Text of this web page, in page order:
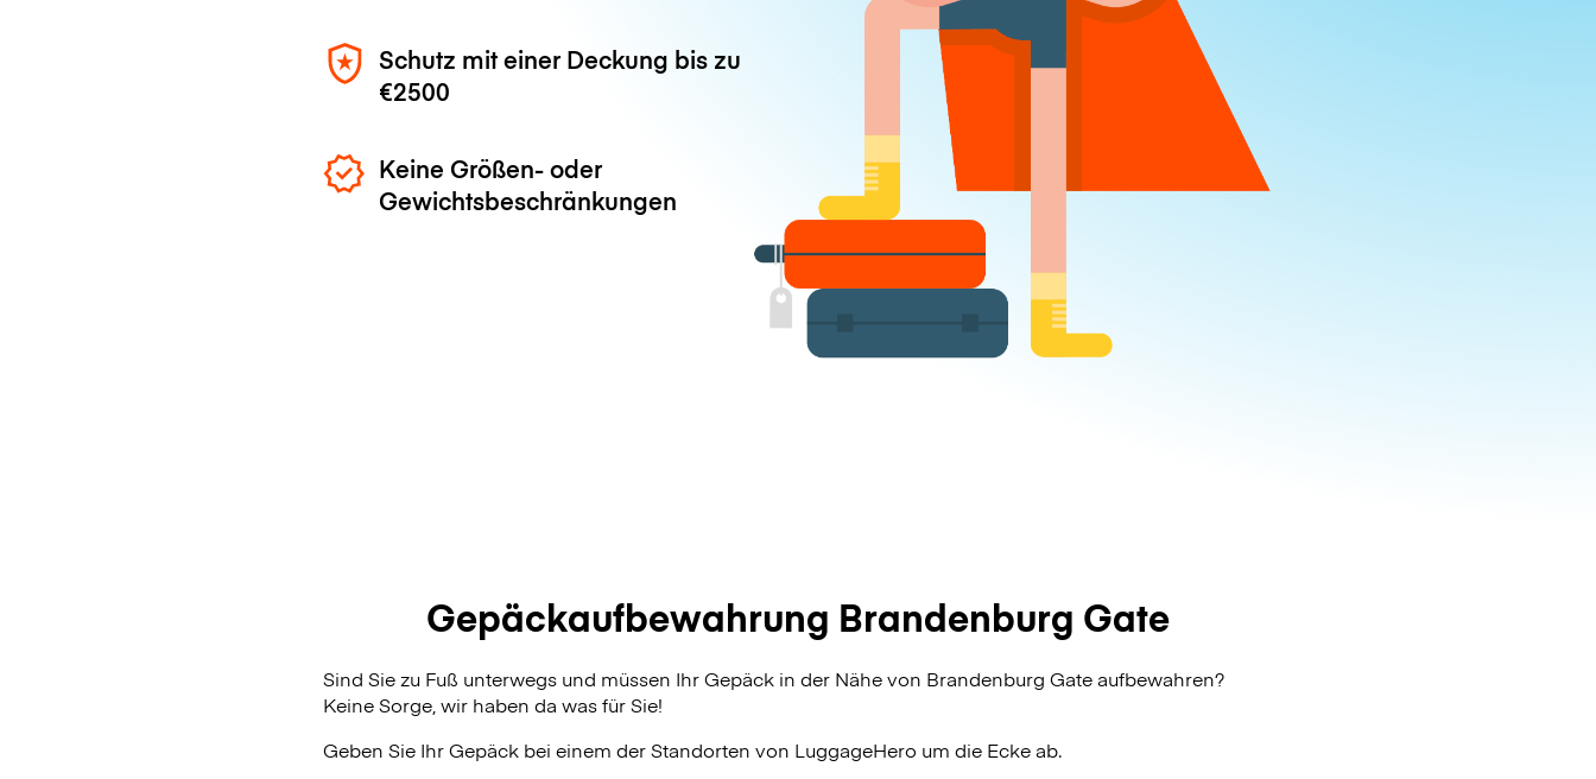
Schutz mit einer Deckung bis zu
€2500
Keine Größen- oder
Gewichtsbeschränkungen
Gepäckaufbewahrung Brandenburg Gate
Sind Sie zu Fuß unterwegs und müssen Ihr Gepäck in der Nähe von Brandenburg Gate aufbewahren?
Keine Sorge, wir haben da was für Sie!
Geben Sie Ihr Gepäck bei einem der Standorten von LuggageHero um die Ecke ab.